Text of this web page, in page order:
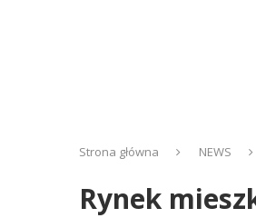
Strona główna NEWS
Rynek